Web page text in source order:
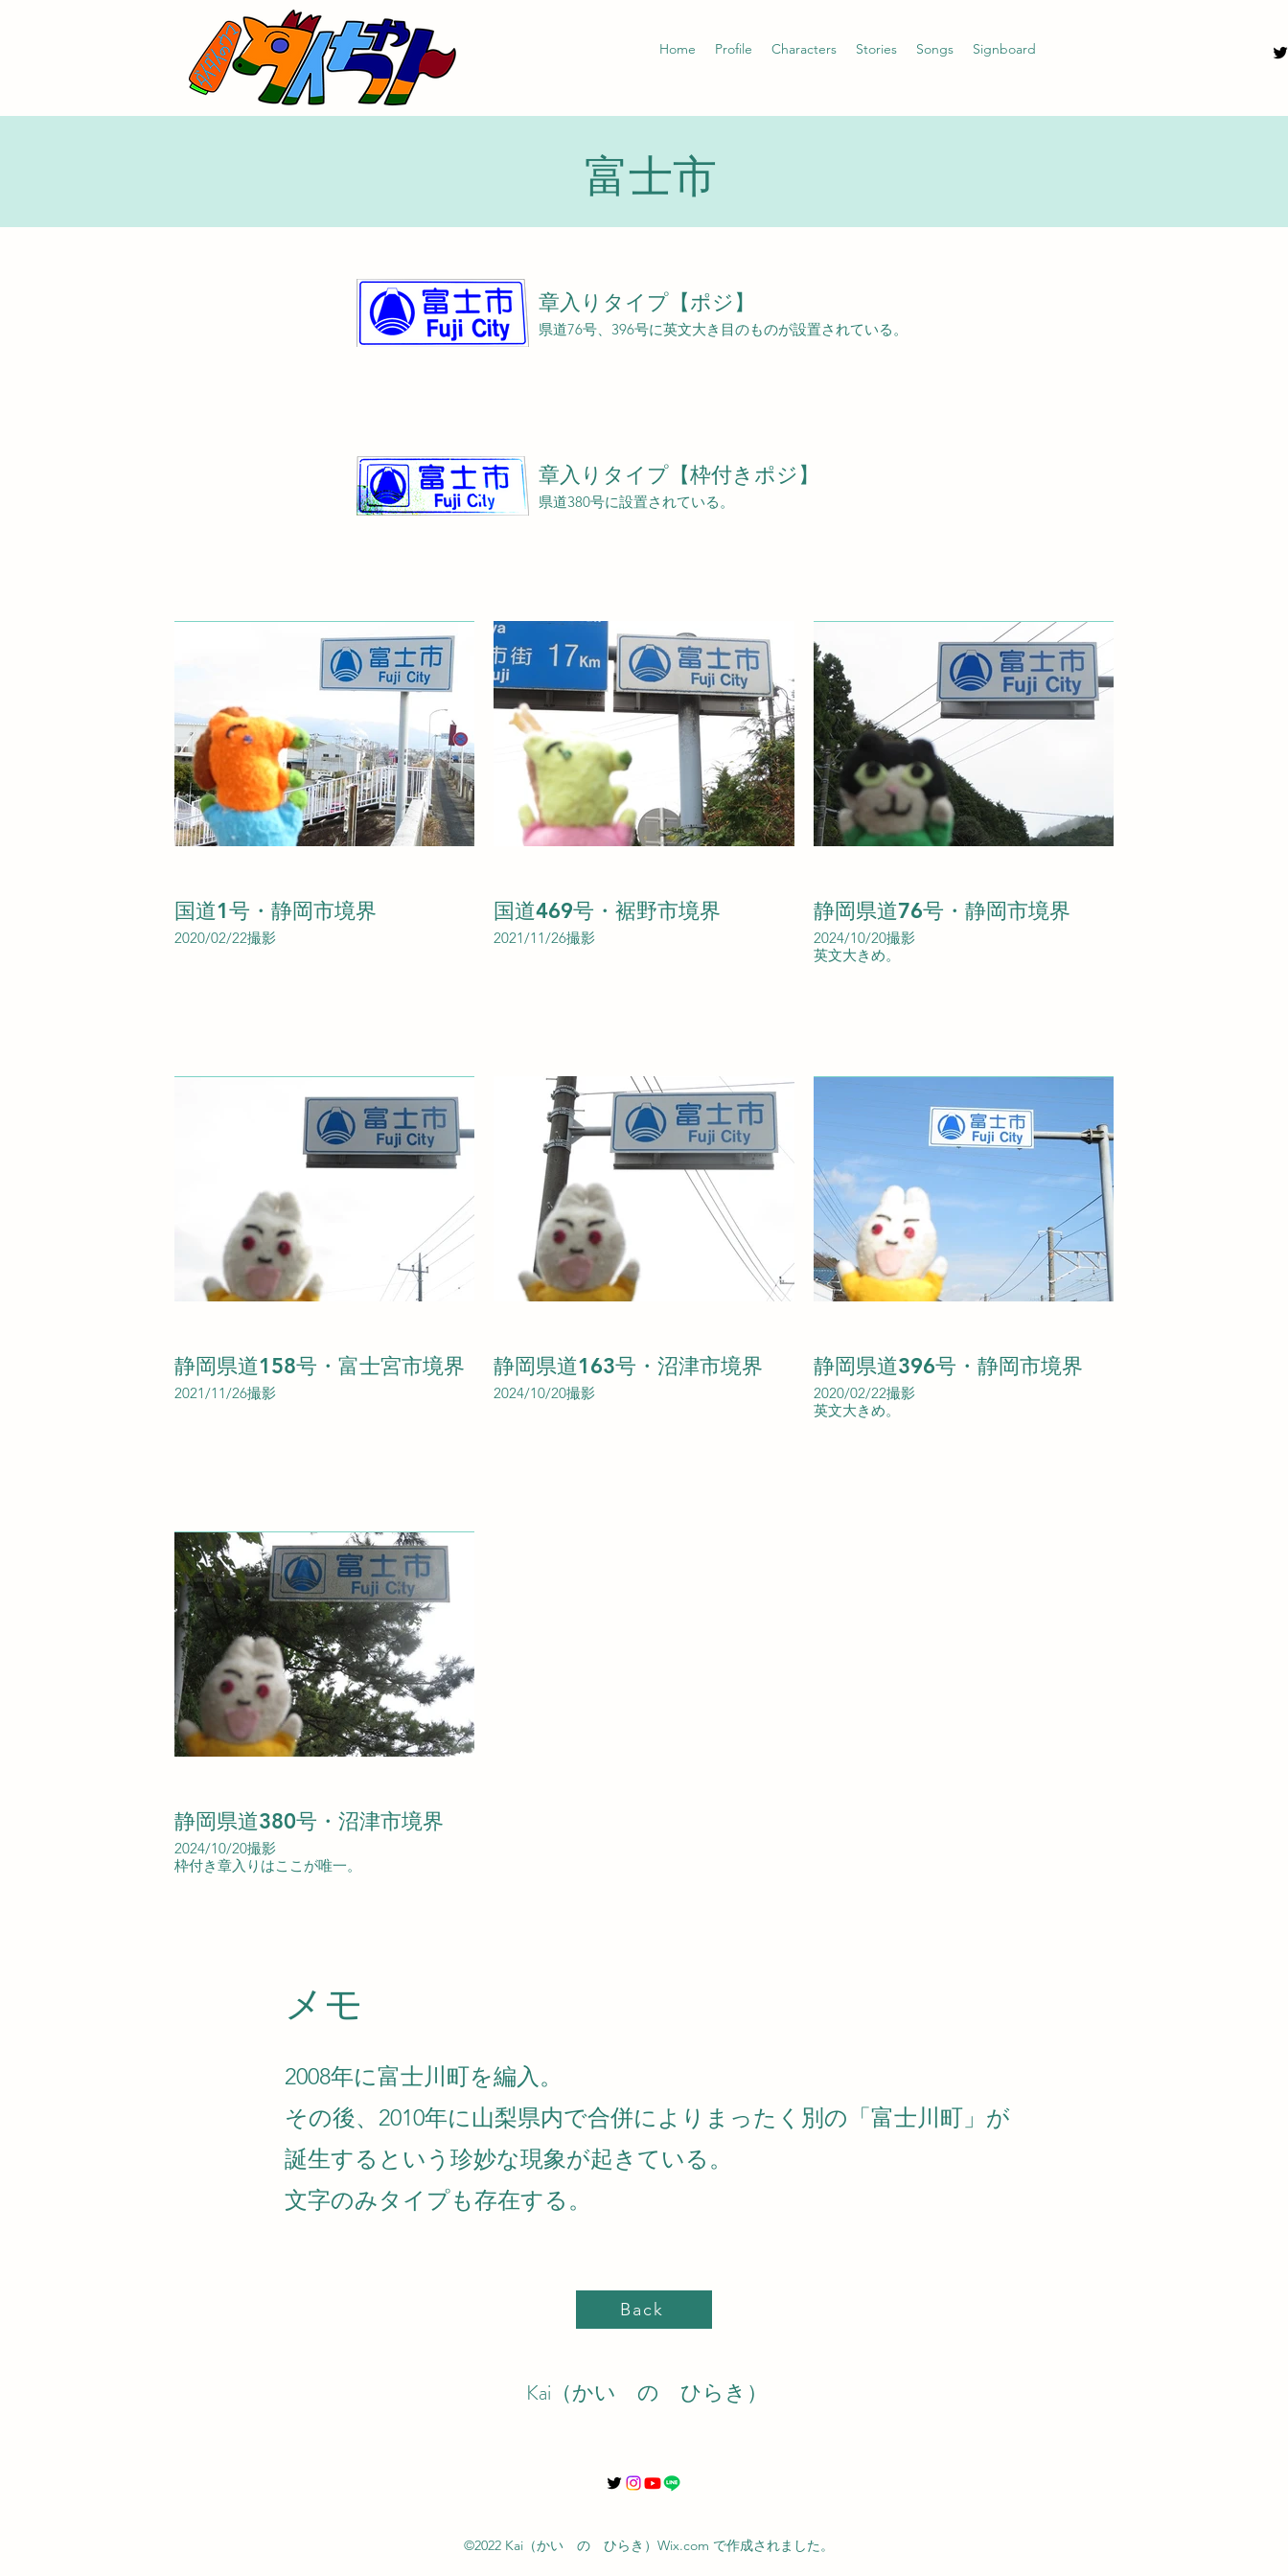
Home Profile Characters Stories Songs Signboard
富士市
章入りタイプ【ポジ】
県道76号、396号に英文大き目のものが設置されている。
章入りタイプ【枠付きポジ】
県道380号に設置されている。
国道1号・静岡市境界
2020/02/22撮影
国道469号・裾野市境界
2021/11/26撮影
静岡県道76号・静岡市境界
2024/10/20撮影
英文大きめ。
静岡県道158号・富士宮市境界
2021/11/26撮影
静岡県道163号・沼津市境界
2024/10/20撮影
静岡県道396号・静岡市境界
2020/02/22撮影
英文大きめ。
静岡県道380号・沼津市境界
2024/10/20撮影
枠付き章入りはここが唯一。
​メモ
2008年に富士川町を編入。
その後、2010年に山梨県内で合併によりまったく別の「富士川町」が
誕生するという珍妙な現象が起きている。
文字のみタイプも存在する。
Back
Kai（かい の ひらき）
©2022 Kai（かい の ひらき）Wix.com で作成されました。